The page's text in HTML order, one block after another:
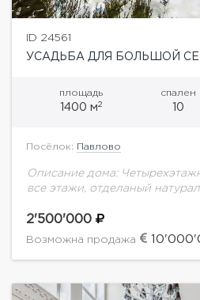
ID 24561
УСАДЬБА ДЛЯ БОЛЬШОЙ
площадь
1400 м2
спален
10
Посёлок: Павлово
Описание дома:
все этажи, отделаный
теннисным кортом, фонтаном,
2'500'000
Возможна продажа